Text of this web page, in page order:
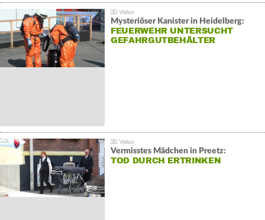
Mysteriöser Kanister in Heidelberg:
FEUERWEHR UNTERSUCHT
GEFAHRGUTBEHÄLTER
Vermisstes Mädchen in Preetz:
TOD DURCH ERTRINKEN